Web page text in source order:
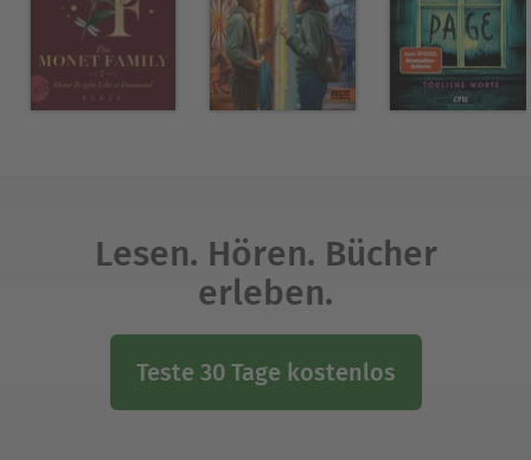
Lesen. Hören. Bücher
erleben.
Teste 30 Tage kostenlos